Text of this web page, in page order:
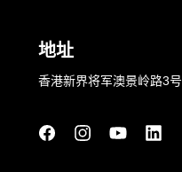
地址
香港新界将军澳景岭路3号